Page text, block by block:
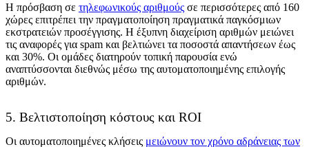
Η πρόσβαση σε τηλεφωνικούς αριθμούς σε περισσότερες από 160
χώρες επιτρέπει την πραγματοποίηση πραγματικά παγκόσμιων
εκστρατειών προσέγγισης. Η έξυπνη διαχείριση αριθμών μειώνει
τις αναφορές για spam και βελτιώνει τα ποσοστά απαντήσεων έως
και 30%. Οι ομάδες διατηρούν τοπική παρουσία ενώ
αναπτύσσονται διεθνώς μέσω της αυτοματοποιημένης επιλογής
αριθμών.
5. Βελτιστοποίηση κόστους και ROI
Οι αυτοματοποιημένες κλήσεις μειώνουν τον χρόνο αδράνειας των